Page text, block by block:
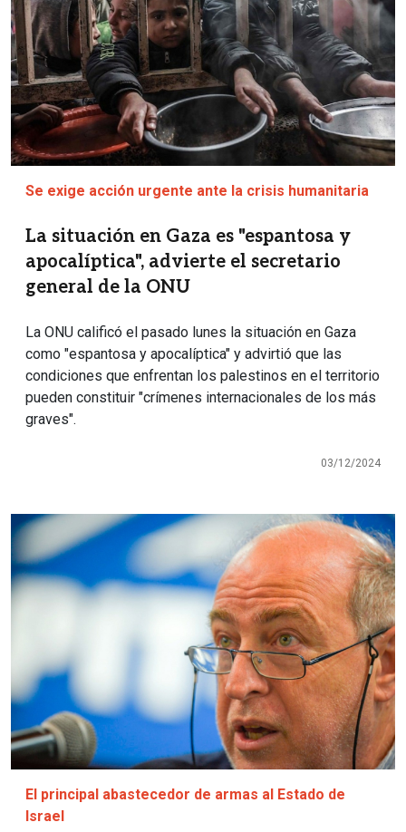
Se exige acción urgente ante la crisis humanitaria
La situación en Gaza es "espantosa y
apocalíptica", advierte el secretario
general de la ONU
La ONU calificó el pasado lunes la situación en Gaza
como "espantosa y apocalíptica" y advirtió que las
condiciones que enfrentan los palestinos en el territorio
pueden constituir "crímenes internacionales de los más
graves".
03/12/2024
Imagen
El principal abastecedor de armas al Estado de
Israel